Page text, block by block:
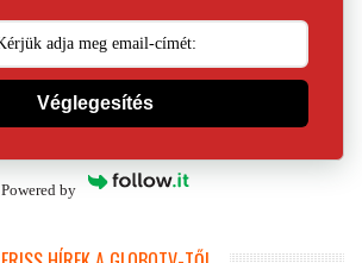
Véglegesítés
Powered by